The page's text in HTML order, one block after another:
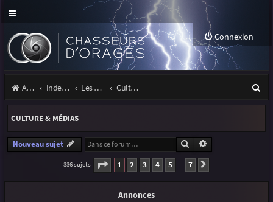
Connexion
Accueil Index du forum Les orages Culture & médias
e
CULTURE & MÉDIAS
Nouveau sujet Rechercher
336 sujets Page 1sur
1 2 3 4 5 … 7
Annonces